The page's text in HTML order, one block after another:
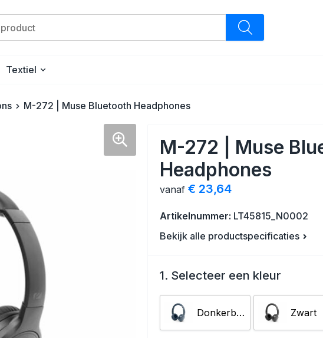
Textiel
M-272 | Muse Bluetooth Headphones
M-272 | Muse
Headphones
vanaf € 23,64
Artikelnummer: LT45815_N0002
Bekijk alle productspecificaties
1. Selecteer een kleur
Donkerblauw Zwart